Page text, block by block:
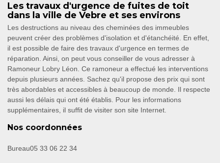
Les travaux d'urgence de fuites de toit
dans la ville de Vebre et ses environs
Les destructions au niveau des cheminées des immeubles
peuvent créer des problèmes d'isolation et d'étanchéité. En effet,
il est possible de faire des travaux d'urgence en termes de
réparation. Ainsi, on peut vous conseiller de vous adresser à
Ramoneur Lobry Léon. Ce ramoneur a effectué les interventions
depuis plusieurs années. Sachez qu'il propose des prix qui sont
très abordables et accessibles à beaucoup de monde. Il respecte
aussi les délais qui ont été établis. Pour les informations
supplémentaires, il suffit de visiter son site Internet.
Nos coordonnées
Bureau05 33 06 22 34